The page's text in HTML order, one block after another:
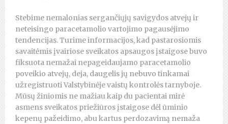
Stebime nemalonias sergančiųjų savigydos atvejų ir
neteisingo paracetamolio vartojimo pagausėjimo
tendencijas. Turime informacijos, kad pastarosiomis
savaitėmis įvairiose sveikatos apsaugos įstaigose buvo
fiksuota nemažai nepageidaujamo paracetamolio
poveikio atvejų, deja, daugelis jų nebuvo tinkamai
užregistruoti Valstybinėje vaistų kontrolės tarnyboje.
Mūsų žiniomis ne mažiau kaip du pacientai mirė
asmens sveikatos priežiūros įstaigose dėl ūminio
kepenų pažeidimo, abu kartus perdozavimą nemaža